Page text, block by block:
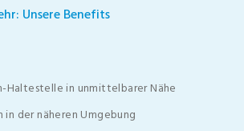
Unsere Benefits
Haltestelle in unmittelbarer Nähe
in der näheren Umgebung